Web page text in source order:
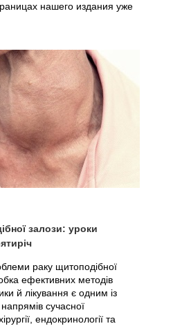
нашего издания уже
залози: уроки
раку щитоподібної
ефективних методів
й лікування є одним із
сучасної
ендокринології та